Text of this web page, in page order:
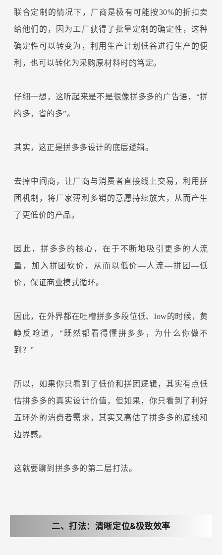
联合定制的情况下，厂商是极有可能按30%的折扣卖
给他们的，因为工厂获得了批量定制的确定性，这种
确定性可以转变为，利用生产计划低谷进行生产的便
利，也可以转化为采购原材料时的笃定。
仔细一想，这听起来是不是很像拼多多的广告语，“拼
的多，省的多”。
其实，这正是拼多多设计的底层逻辑。
去掉中间商，让厂商与消费者直接线上交易，利用拼
团机制，将厂家薄利多销的意愿持续放大，从而产生
了更低价的产品。
因此，拼多多的核心，在于不断地吸引更多的人流
量，加入拼团砍价，从而以低价—人流—拼团—低
价，保证商业模式循环。
因此，在外界都在吐槽拼多多段位低、low的时候，黄
峥反呛道，“既然都看得懂拼多多，为什么你做不
到？”
所以，如果你只看到了低价和拼团逻辑，其实有点低
估拼多多的真实设计价值，但如果，你只看到了利好
五环外的消费者需求，其实又高估了拼多多的底线和
边界感。
这就要聊到拼多多的第二层打法。
二、打法：清晰定位&极致效率